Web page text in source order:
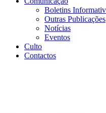
Boletins
Outras Publicações
Notícias
Eventos
Culto
Contactos